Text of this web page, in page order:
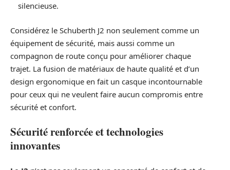
silencieuse.
Considérez le Schuberth J2 non seulement comme un
équipement de sécurité, mais aussi comme un
compagnon de route conçu pour améliorer chaque
trajet. La fusion de matériaux de haute qualité et d’un
design ergonomique en fait un casque incontournable
pour ceux qui ne veulent faire aucun compromis entre
sécurité et confort.
Sécurité renforcée et technologies
innovantes